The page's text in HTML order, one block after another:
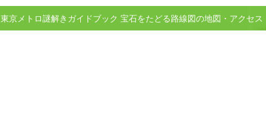
東京メトロ謎解きガイドブック 宝石をたどる路線図の地図・アクセス